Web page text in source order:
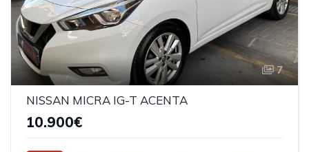
7
NISSAN MICRA IG-T ACENTA
10.900€